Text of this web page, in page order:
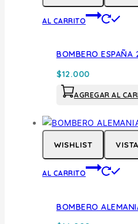
AL CARRITO
BOMBERO
$12.000
AGREGAR AL
WISHLIST
AL CARRITO
BOMBERO